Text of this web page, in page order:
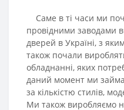
Саме в ті часи ми
провідними заводами
дверей в Україні, з
також почали
обладнанні, яких
даний момент ми
за кількістю стилів,
Ми також виробляємо